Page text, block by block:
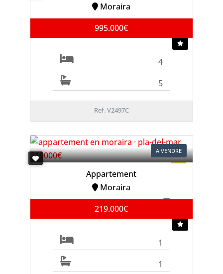
Moraira
995.000€
4
5
Ref. V2497C
A VENDRE
Appartement
Moraira
219.000€
1
1